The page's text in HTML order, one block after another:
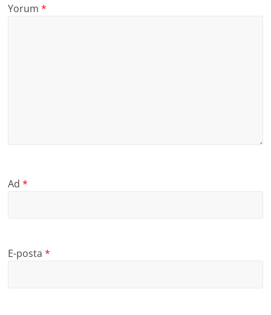
Yorum*
Ad*
E-posta*